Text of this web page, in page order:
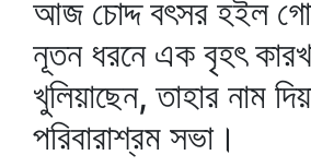
আজ চোদ্দ বৎসর হইল
নূতন ধরনে এক বৃহৎ
খুলিয়াছেন, তাহার নাম
পরিবারাশ্রম সভা।